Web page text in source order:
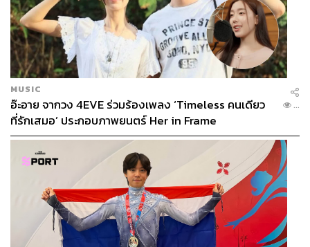
MUSIC
อ๊ะอาย จากวง 4EVE ร่วมร้องเพลง ‘Timeless คนเดียว
ที่รักเสมอ’ ประกอบภาพยนตร์ Her in Frame
...